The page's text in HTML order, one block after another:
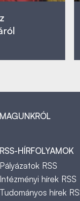
MAGUNKRÓL
RSS-HÍRFOLYAMOK
Pályázatok RSS
Intézményi hírek RSS
Tudományos hírek